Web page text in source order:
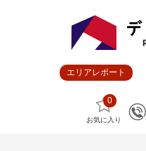
エリアレポート
0
お気に入り